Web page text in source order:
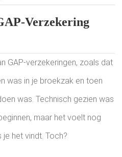
Verzekering
GAP-verzekeringen, zoals dat
was in je broekzak en toen
was. Technisch gezien was
maar het voelt nog
het vindt. Toch?